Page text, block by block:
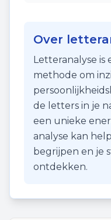
Over
Letteranalyse is
methode om
de letters in je
een unieke
analyse kan
begrijpen en je
ontdekken.